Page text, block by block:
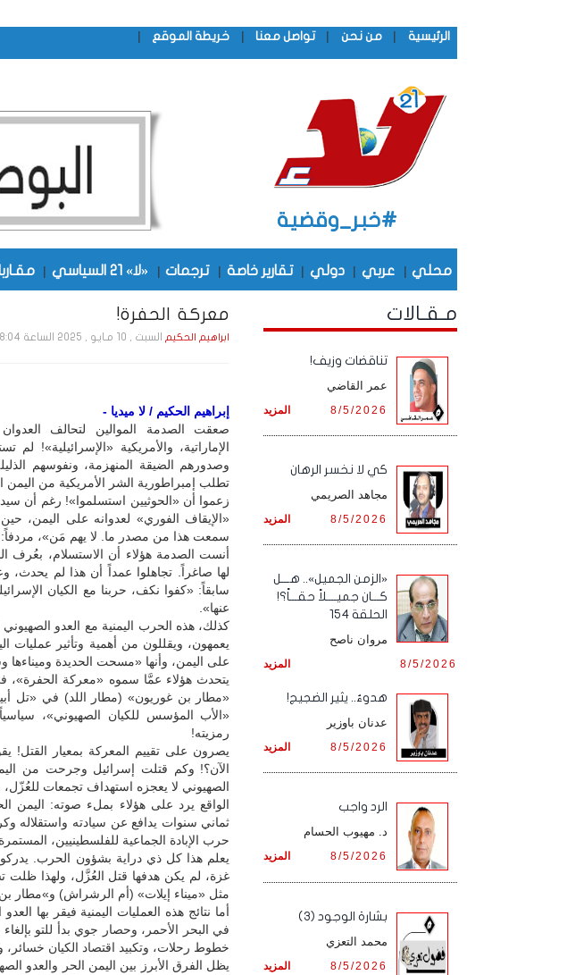
الرئيسية | من نحن | تواصل معنا | خريطة الموقع |
#خبر_وقضية
محلي | عربي | دولي | تقارير خاصة | ترجمات | «لا» 21 السياسي |
معركة الحفرة!
ابراهيم الحكيم السبت , 10 مـايـو , 2025 الساعة 12:38:04 AM
إبراهيم الحكيم / لا ميديا -
صعقت الصدمة الموالين لتحالف
الإماراتية، والأمريكية «الإسرائيلية»!
وصدورهم الضيقة المنهزمة، ونفوسهم
تطلب إمبراطورية الشر الأمريكية من اليمن
زعموا أن «الحوثيين استسلموا»! رغم أن
«الإيقاف الفوري» لعدوانه على اليمن،
سمعت هذا من مصدر ما. لا يهم مَن»، مردفاً:
أنست الصدمة هؤلاء أن الاستسلام، بعُرف
لها صاغراً. تجاهلوا عمداً أن هذا لم
سابقاً: «كفوا نكف، حربنا مع الكيان
عنها».
كذلك، هذه الحرب اليمنية مع العدو الصهيوني
يعمهون، ويقللون من أهمية وتأثير عمليات
على اليمن، وأنها «مسحت الحديدة
يتحدث هؤلاء عمَّا سموه «معركة الحفرة»،
«مطار بن غوريون» (مطار اللد) في «تل
«الأب المؤسس للكيان الصهيوني»، سياسياً
رمزيته!
يصرون على تقييم المعركة بمعيار القتل!
الآن؟! وكم قتلت إسرائيل وجرحت من
الصهيوني لا يعجزه استهداف تجمعات للعُزّل،
الواقع يرد على هؤلاء بملء صوته: اليمن
ثماني سنوات يدافع عن سيادته واستقلاله
حرب الإبادة الجماعية للفلسطينيين،
يعلم هذا كل ذي دراية بشؤون الحرب.
غزة، لم يكن هدفها قتل العُزَّل، ولهذا ظلت
مثل «ميناء إيلات» (أم الرشراش) و»مطار
أما نتائج هذه العمليات اليمنية فيقر بها
في البحر الأحمر، وحصار جوي بدأ للتو
خطوط رحلات، وتكبيد اقتصاد الكيان خسائر،
يظل الفرق الأبرز بين اليمن الحر والعدو
مـقـالات
تناقضات وزيف!
عمر القاضي
المزيد 8/5/2026
كي لا نخسر الرهان
مجاهد الصريمي
المزيد 8/5/2026
«الزمن الجميل».. هـــل
كـــان جميــــلاً حقـــاً؟!
الحلقة 154
مروان ناصح
المزيد 8/5/2026
هدوءٌ.. يثير الضجيج!
عدنان باوزير
المزيد 8/5/2026
الرد واجب
د. مهيوب الحسام
المزيد 8/5/2026
بشارة الوجود (3)
محمد التعزي
المزيد 8/5/2026